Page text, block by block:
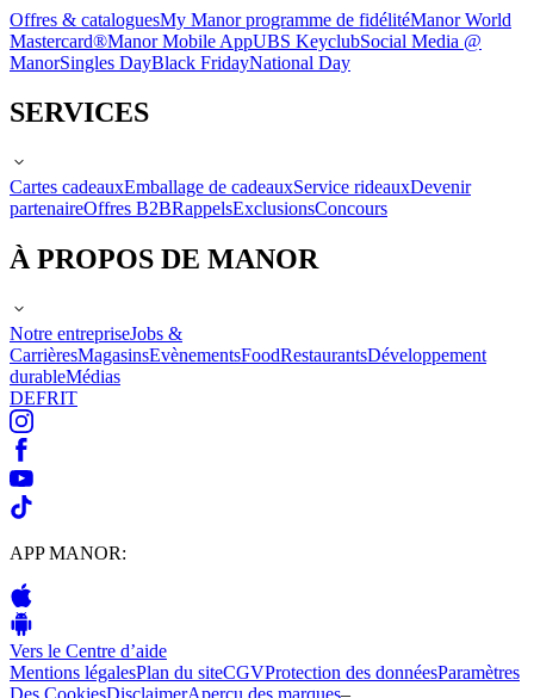
Offres & cataloguesMy Manor programme de fidélitéManor World
Mastercard®Manor Mobile AppUBS KeyclubSocial Media @
ManorSingles DayBlack FridayNational Day
SERVICES
Cartes cadeauxEmballage de cadeauxService rideauxDevenir
partenaireOffres B2BRappelsExclusionsConcours
À PROPOS DE MANOR
Notre entrepriseJobs &
CarrièresMagasinsEvènementsFoodRestaurantsDéveloppement
durableMédias
DEFRIT
APP MANOR:
Vers le Centre d’aide
Mentions légalesPlan du siteCGVProtection des donnéesParamètres